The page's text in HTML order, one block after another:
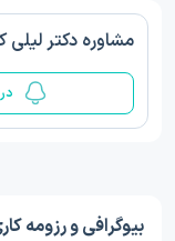
مشاوره دکتر لیلی
بیوگرافی و رزومه